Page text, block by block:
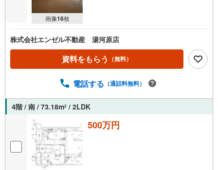
画像16枚
株式会社エンゼル不動産 湯河原店
資料をもらう （無料）
電話する （通話料無料）
4階 / 南 / 73.18m2 / 2LDK
500万円